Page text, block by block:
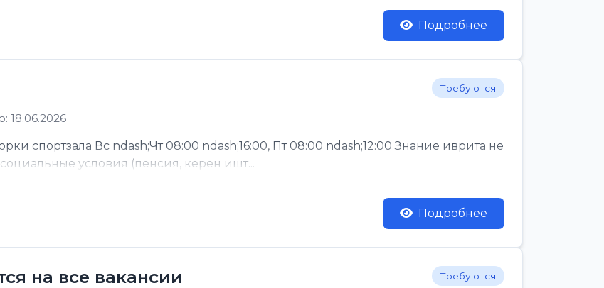
Подробнее
Требуются
18.06.2026
спортзала Вс ndash;Чт 08:00 ndash;16:00, Пт 08:00 ndash;12:00 Знание иврита не
условия (пенсия, керен ишт...
Подробнее
на все вакансии Требуются